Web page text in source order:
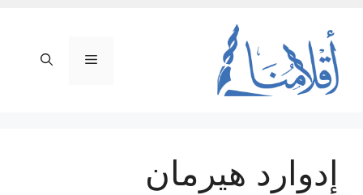
المحتوى
القائمة
إدوارد هيرمان